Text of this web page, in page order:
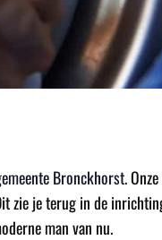
Bronckhorst.
zie je terug in de
man van nu.